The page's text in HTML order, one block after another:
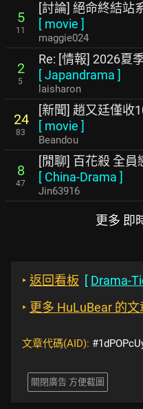
5
11
[討論] 絕命終結站
[ movie ]
maggie024
2
5
Re: [情報] 2026夏
[Japandrama ]
laisharon
24
83
[新聞] 趙又廷僅收
[ movie ]
Beandou
8
47
[閒聊] 百花殺 全員
[ China-Drama ]
Jin63916
更多 即
‣ 返回看板 [ Drama-
‣ 更多 HuLuBear 的文
文章代碼(AID):
關閉廣告 方便截圖